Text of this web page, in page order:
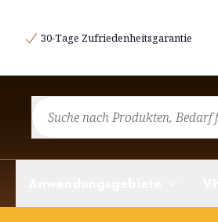
30-Tage Zufriedenheitsgarantie